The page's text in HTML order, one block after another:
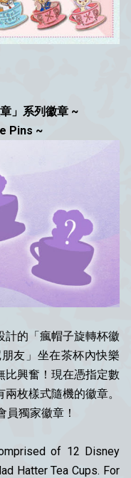
」系列徽章 ~
Pins ~
的「瘋帽子旋轉杯徽
友」坐在茶杯內快樂
比興奮！現在憑指定數
枚樣式隨機的徽章。
獨家徽章！
of 12 Disney
Hatter Tea Cups. For